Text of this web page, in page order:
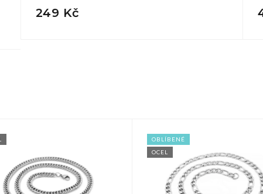
249 Kč
OBLÍBENÉ
OCEL